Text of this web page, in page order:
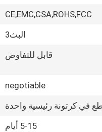
CE,EMC,CSA,ROHS,FCC
البث3
قابل للتفاوض
negotiable
5-15 أيام